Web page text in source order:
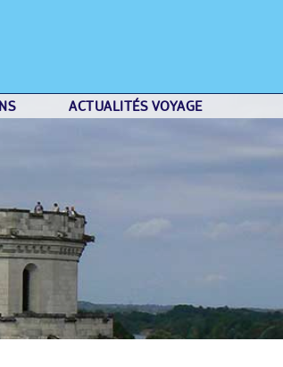
ACTUALITÉS VOYAGE